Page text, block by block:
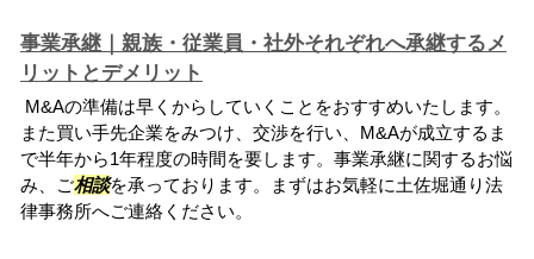
事業承継｜親族・従業員・社外それぞれへ承継するメ
リットとデメリット
M&Aの準備は早くからしていくことをおすすめいたします。
また買い手先企業をみつけ、交渉を行い、M&Aが成立するま
で半年から1年程度の時間を要します。事業承継に関するお悩
み、ご相談を承っております。まずはお気軽に土佐堀通り法
律事務所へご連絡ください。